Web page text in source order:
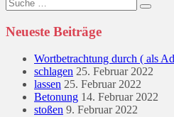
der
Beiträge
nach:
Neueste Beiträge
Wortbetrachtung durch ( als
schlagen 25. Februar 2022
lassen 25. Februar 2022
Betonung 14. Februar 2022
stoßen 9. Februar 2022